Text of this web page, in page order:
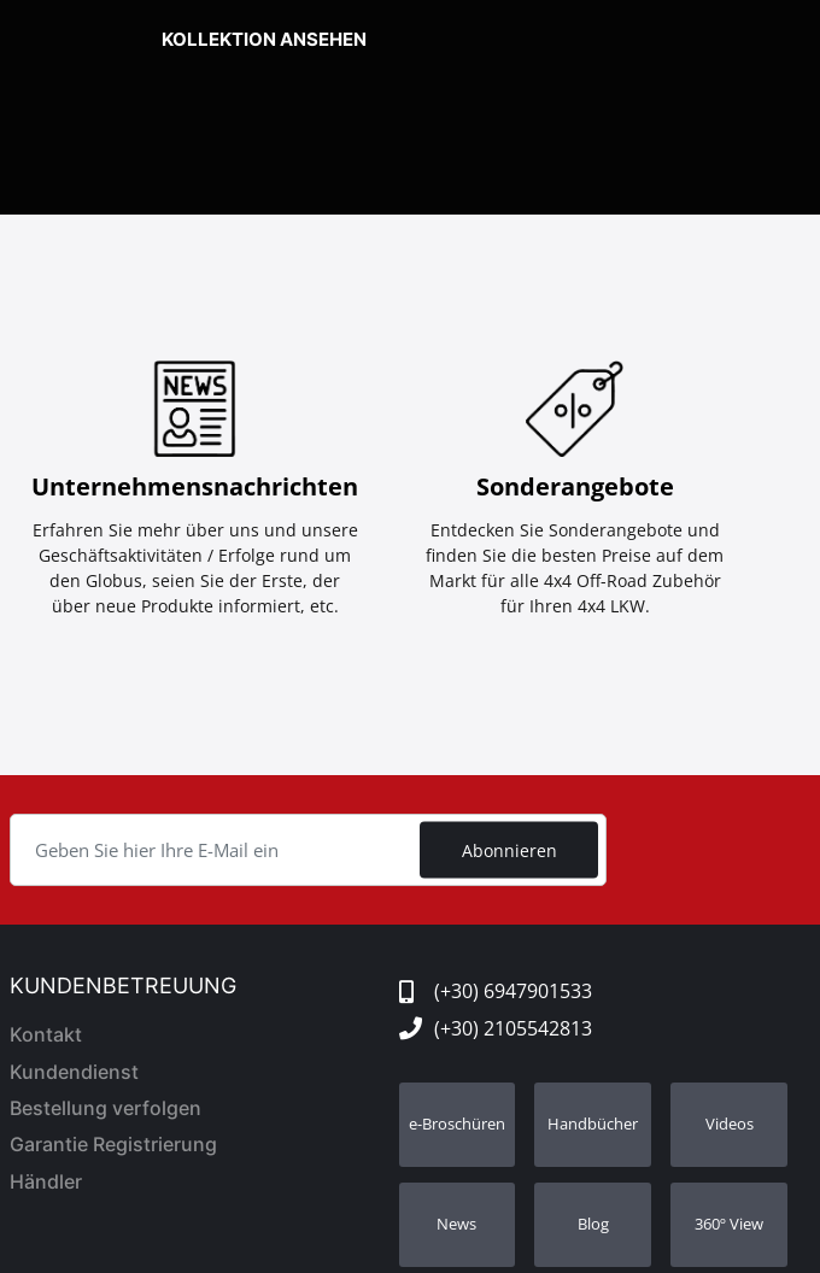
KOLLEKTION ANSEHEN
Unternehmensnachrichten
Erfahren Sie mehr über uns und unsere
Geschäftsaktivitäten / Erfolge rund um
den Globus, seien Sie der Erste, der
über neue Produkte informiert, etc.
Sonderangebote
Entdecken Sie Sonderangebote und
finden Sie die besten Preise auf dem
Markt für alle 4x4 Off-Road Zubehör
für Ihren 4x4 LKW.
Abonnieren
KUNDENBETREUUNG
Kontakt
Kundendienst
Bestellung verfolgen
Garantie Registrierung
Händler
(+30) 6947901533
(+30) 2105542813
e-Broschüren Handbücher Videos
Νews Blog 360º View